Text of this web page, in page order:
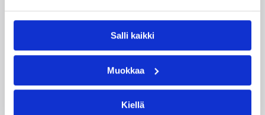
Salli kaikki
Muokkaa
Kiellä